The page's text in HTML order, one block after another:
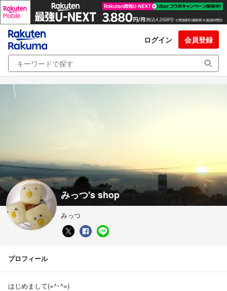
ログイン 会員登録
みっつ's shop
みっつ
プロフィール
はじめまして(=^･^=)